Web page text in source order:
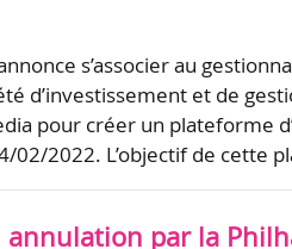
s’associer au
d’investissement et de
pour créer un plateforme
02/2022. L’objectif de cette
annulation par la